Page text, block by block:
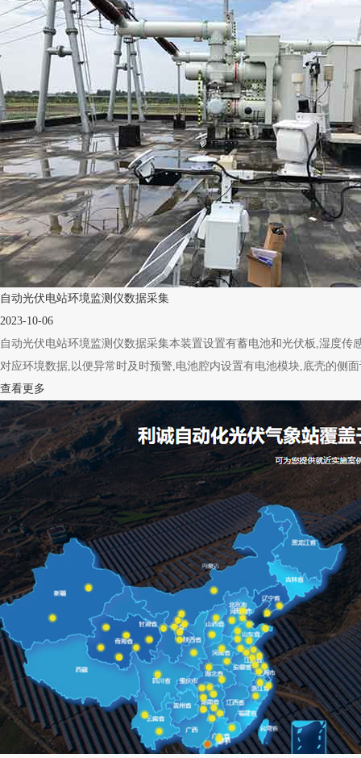
自动光伏电站环境监测仪数据采集
2023-10-06
自动光伏电站环境监测仪数据采集本装置设置有蓄电池和光伏板,湿度传感
对应环境数据,以便异常时及时预警,电池腔内设置有电池模块,底壳的侧面设
查看更多